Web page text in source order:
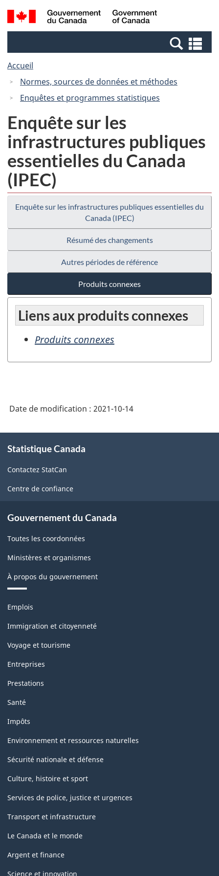
Passer
au
Passer
à
Canada
Recherche
et
et
Accueil
Normes, sources de données et méthodes
Enquêtes et programmes statistiques
Enquête sur les
infrastructures publiques
essentielles du Canada
(IPEC)
Enquête sur les infrastructures publiques essentielles du
Canada (IPEC)
Résumé des changements
Autres périodes de référence
Produits connexes
Liens aux produits connexes
Produits connexes
Date de modification : 2021-10-14
propos
ce
site
Statistique Canada
Contactez StatCan
Centre de confiance
Gouvernement du Canada
Toutes les coordonnées
Ministères et organismes
À propos du gouvernement
Thèmes
sujets
Emplois
Immigration et citoyenneté
Voyage et tourisme
Entreprises
Prestations
Santé
Impôts
Environnement et ressources naturelles
Sécurité nationale et défense
Culture, histoire et sport
Services de police, justice et urgences
Transport et infrastructure
Le Canada et le monde
Argent et finance
Science et innovation